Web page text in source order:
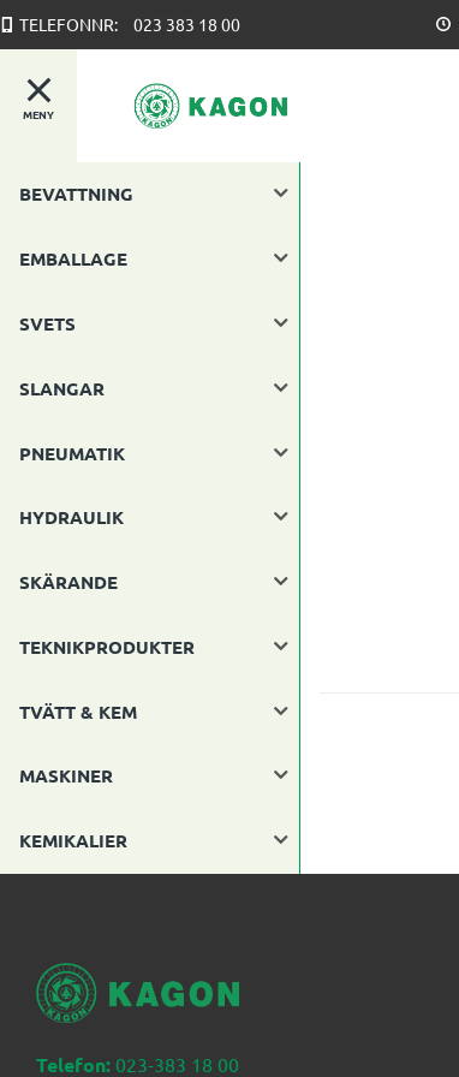
TELEFONNR: 023 383 18 00
MENY
BEVATTNING
EMBALLAGE
SVETS
SLANGAR
PNEUMATIK
HYDRAULIK
SKÄRANDE
TEKNIKPRODUKTER
TVÄTT & KEM
MASKINER
KEMIKALIER
Telefon: 023-383 18 00